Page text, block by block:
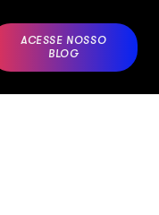
ACESSE NOSSO
BLOG